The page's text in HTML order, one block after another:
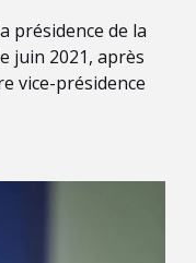
présidence de la
juin 2021, après
vice-présidence